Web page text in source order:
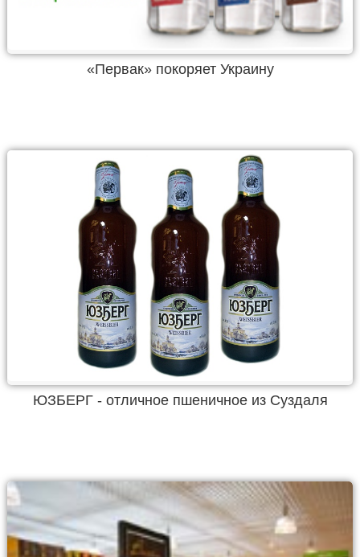
«Первак» покоряет Украину
ЮЗБЕРГ - отличное пшеничное из Суздаля